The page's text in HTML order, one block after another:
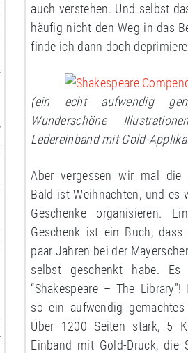
auch verstehen. Und selbst
häufig nicht den Weg in das
finde ich dann doch
(ein echt aufwendig
Wunderschöne
Ledereinband mit Gold-
Aber vergessen wir mal die
Bald ist Weihnachten, und es
Geschenke organisieren.
Geschenk ist ein Buch,
paar Jahren bei der
selbst geschenkt habe.
“Shakespeare – The
so ein aufwendig
Über 1200 Seiten stark, 5
Einband mit Gold-Druck, die